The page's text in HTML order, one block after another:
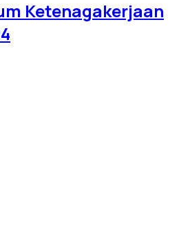
Ketenagakerjaan